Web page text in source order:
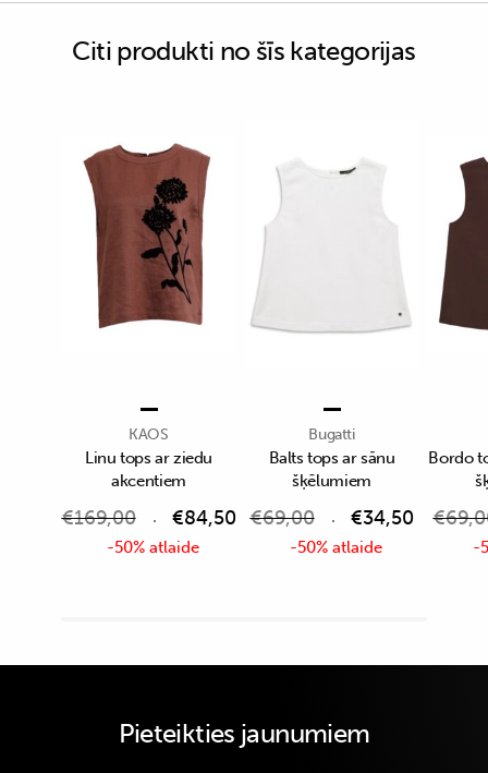
Citi produkti no šīs kategorijas
KAOS
Linu tops ar ziedu
akcentiem
€169,00 €84,50
-50% atlaide
Bugatti
Balts tops ar sānu
šķēlumiem
€69,00 €34,50
-50% atlaide
Bordo
€
-
Pieteikties jaunumiem